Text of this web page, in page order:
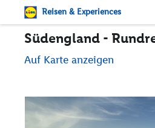
Reisen & Experiences
Südengland -
Auf Karte anzeigen